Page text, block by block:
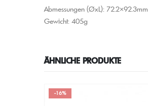
Abmessungen (ØxL): 72.2×92.3mm
Gewicht: 405g
ÄHNLICHE PRODUKTE
-8%